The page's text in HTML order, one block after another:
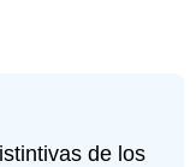
de los